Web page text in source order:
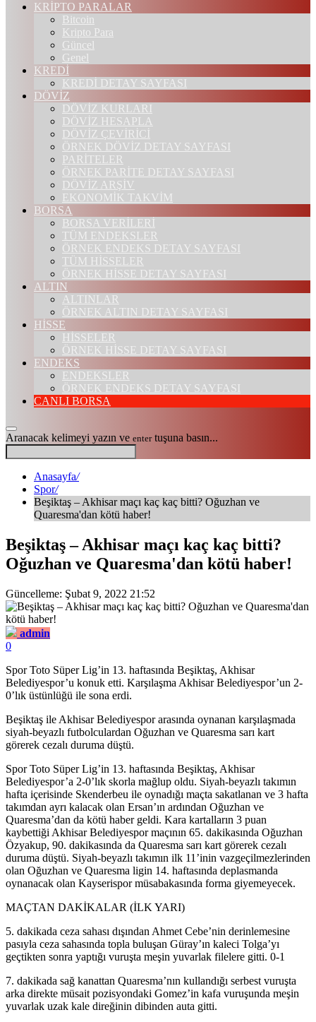
KRİPTO PARALAR
Bitcoin
Kripto Para
Güncel
Genel
KREDİ
KREDİ DETAY SAYFASI
DÖVİZ
DÖVİZ KURLARI
DÖVİZ HESAPLA
DÖVİZ ÇEVİRİCİ
ÖRNEK DÖVİZ DETAY SAYFASI
PARİTELER
ÖRNEK PARİTE DETAY SAYFASI
DÖVİZ ARŞİV
EKONOMİK TAKVİM
BORSA
BORSA VERİLERİ
TÜM ENDEKSLER
ÖRNEK ENDEKS DETAY SAYFASI
TÜM HİSSELER
ÖRNEK HİSSE DETAY SAYFASI
ALTIN
ALTINLAR
ÖRNEK ALTIN DETAY SAYFASI
HİSSE
HİSSELER
ÖRNEK HİSSE DETAY SAYFASI
ENDEKS
ENDEKSLER
ÖRNEK ENDEKS DETAY SAYFASI
CANLI BORSA
Aranacak kelimeyi yazın ve entertuşuna basın...
Anasayfa/
Spor/
Beşiktaş – Akhisar maçı kaç kaç bitti? Oğuzhan ve
Quaresma'dan kötü haber!
Beşiktaş – Akhisar maçı kaç kaç bitti?
Oğuzhan ve Quaresma'dan kötü haber!
Güncelleme: Şubat 9, 2022 21:52
admin
0
Spor Toto Süper Lig’in 13. haftasında Beşiktaş, Akhisar
Belediyespor’u konuk etti. Karşılaşma Akhisar Belediyespor’un 2-
0’lık üstünlüğü ile sona erdi.
Beşiktaş ile Akhisar Belediyespor arasında oynanan karşılaşmada
siyah-beyazlı futbolculardan Oğuzhan ve Quaresma sarı kart
görerek cezalı duruma düştü.
Spor Toto Süper Lig’in 13. haftasında Beşiktaş, Akhisar
Belediyespor’a 2-0’lık skorla mağlup oldu. Siyah-beyazlı takımın
hafta içerisinde Skenderbeu ile oynadığı maçta sakatlanan ve 3 hafta
takımdan ayrı kalacak olan Ersan’ın ardından Oğuzhan ve
Quaresma’dan da kötü haber geldi. Kara kartalların 3 puan
kaybettiği Akhisar Belediyespor maçının 65. dakikasında Oğuzhan
Özyakup, 90. dakikasında da Quaresma sarı kart görerek cezalı
duruma düştü. Siyah-beyazlı takımın ilk 11’inin vazgeçilmezlerinden
olan Oğuzhan ve Quaresma ligin 14. haftasında deplasmanda
oynanacak olan Kayserispor müsabakasında forma giyemeyecek.
MAÇTAN DAKİKALAR (İLK YARI)
5. dakikada ceza sahası dışından Ahmet Cebe’nin derinlemesine
pasıyla ceza sahasında topla buluşan Güray’ın kaleci Tolga’yı
geçtikten sonra yaptığı vuruşta meşin yuvarlak filelere gitti. 0-1
7. dakikada sağ kanattan Quaresma’nın kullandığı serbest vuruşta
arka direkte müsait pozisyondaki Gomez’in kafa vuruşunda meşin
yuvarlak uzak kale direğinin dibinden auta gitti.